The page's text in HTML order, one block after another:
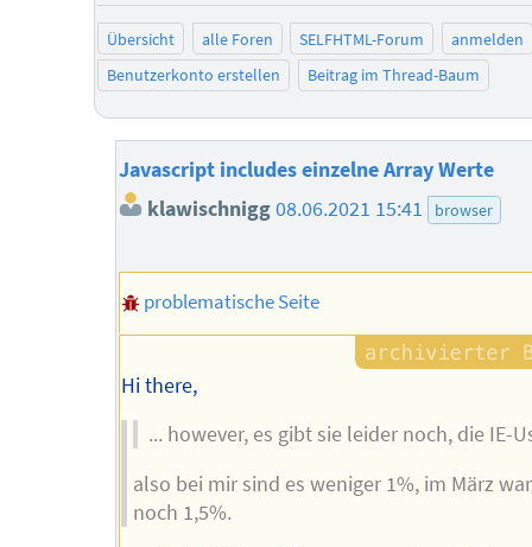
Übersicht alle Foren SELFHTML-Forum
anmelden
Benutzerkonto erstellen
Beitrag im Thread-Baum
Javascript includes einzelne Array Werte
klawischnigg 08.06.2021 15:41 browser
problematische Seite
Hi there,
... however, es gibt sie leider noch, die IE-
also bei mir sind es weniger 1%, im März
noch 1,5%.